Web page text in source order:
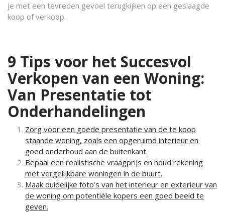
je met een tevreden gevoel terugkijken op een geslaagde
koop of verkoop.
9 Tips voor het Succesvol
Verkopen van een Woning:
Van Presentatie tot
Onderhandelingen
Zorg voor een goede presentatie van de te koop
staande woning, zoals een opgeruimd interieur en
goed onderhoud aan de buitenkant.
Bepaal een realistische vraagprijs en houd rekening
met vergelijkbare woningen in de buurt.
Maak duidelijke foto’s van het interieur en exterieur van
de woning om potentiële kopers een goed beeld te
geven.